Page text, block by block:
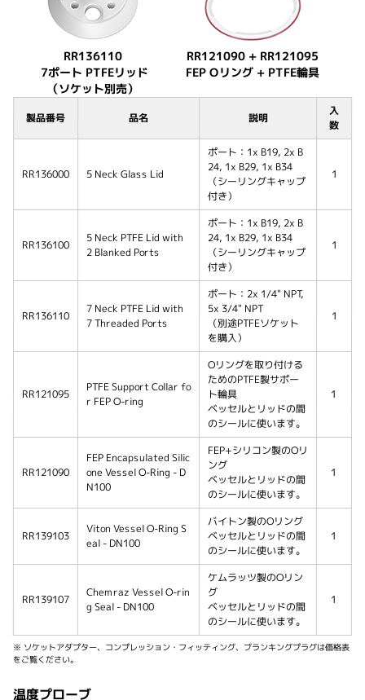
RR136110
7ポート PTFEリッド
（ソケット別売）
RR121090 + RR121095
FEP Oリング + PTFE輪具
製品番号 品名 説明
入
数
RR136000 5 Neck Glass Lid
ポート：1x B19, 2x B
24, 1x B29, 1x B34
（シーリングキャップ
付き）
1
RR136100
5 Neck PTFE Lid with
2 Blanked Ports
ポート：1x B19, 2x B
24, 1x B29, 1x B34
（シーリングキャップ
付き）
1
RR136110
7 Neck PTFE Lid with
7 Threaded Ports
ポート：2x 1/4" NPT,
5x 3/4" NPT
（別途PTFEソケット
を購入）
1
RR121095
PTFE Support Collar fo
r FEP O-ring
Oリングを取り付ける
ためのPTFE製サポー
ト輪具
ベッセルとリッドの間
のシールに使います。
1
RR121090
FEP Encapsulated Silic
one Vessel O-Ring - D
N100
FEP+シリコン製のOリ
ング
ベッセルとリッドの間
のシールに使います。
1
RR139103
Viton Vessel O-Ring S
eal - DN100
バイトン製のOリング
ベッセルとリッドの間
のシールに使います。
1
RR139107
Chemraz Vessel O-rin
g Seal - DN100
ケムラッツ製のOリン
グ
ベッセルとリッドの間
のシールに使います。
1
※ ソケットアダプター、コンプレッション・フィッティング、ブランキングプラグは価格表
をご覧ください。
温度プローブ